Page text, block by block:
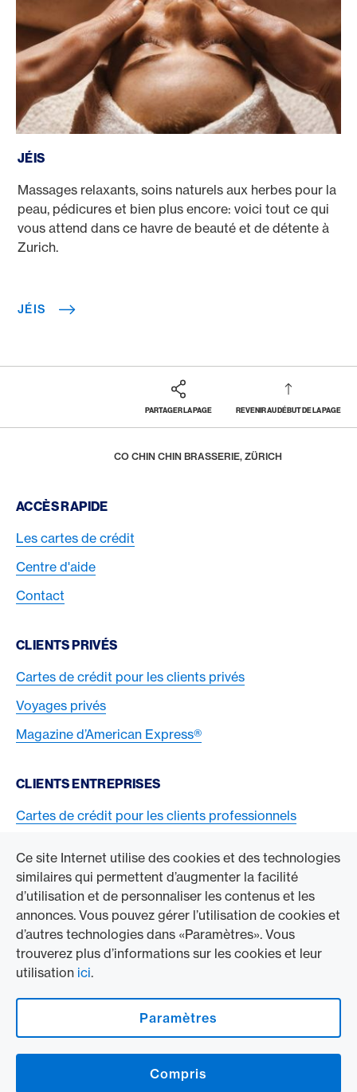
Ce site Internet utilise des cookies et des technologies
similaires qui permettent d’augmenter la facilité
d’utilisation et de personnaliser les contenus et les
annonces. Vous pouvez gérer l’utilisation de cookies et
d’autres technologies dans «Paramètres». Vous
trouverez plus d’informations sur les cookies et leur
utilisation ici.
Paramètres
Compris
JÉIS
Massages relaxants, soins naturels aux herbes pour la
peau, pédicures et bien plus encore: voici tout ce qui
vous attend dans ce havre de beauté et de détente à
Zurich.
JÉIS
PARTAGER LA PAGE REVENIR AU DÉBUT DE LA PAGE
CO CHIN CHIN BRASSERIE, ZÜRICH
Footer Navigation
ACCÈS RAPIDE
Les cartes de crédit
Centre d'aide
Contact
CLIENTS PRIVÉS
Cartes de crédit pour les clients privés
Voyages privés
Magazine d’American Express®
CLIENTS ENTREPRISES
Cartes de crédit pour les clients professionnels
ACCÉDER À L’ENTREPRISE
Swisscard AECS GmbH
American Express Mondial
Contact & Social channels
American Express Switzerland auf Facebook
American Express Switzerland on Instragram
American Express Cards, issued by Swisscard AECS GmbH, Neugasse 18, 8810
Horgen | Copyright © 2026